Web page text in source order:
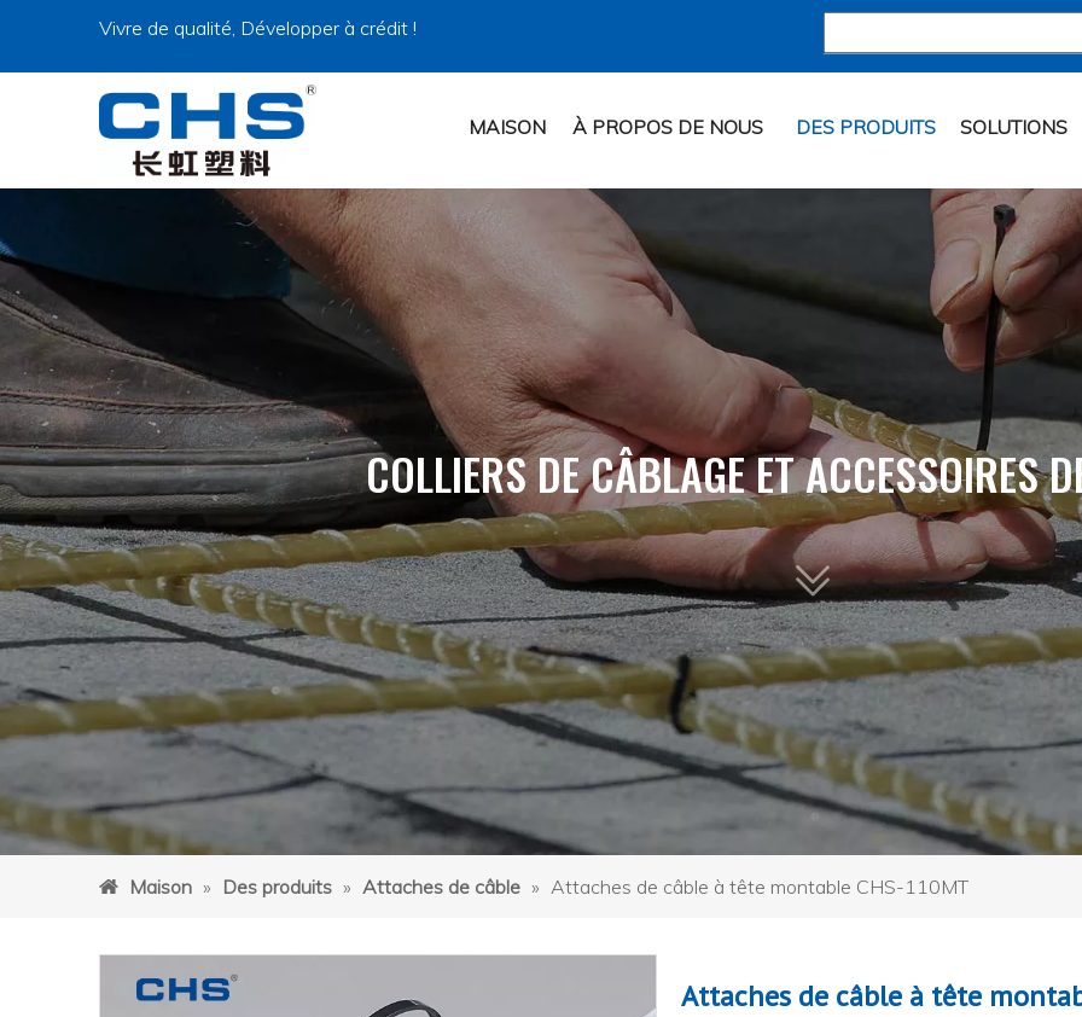
Vivre de qualité, Développer à crédit !
MAISON À PROPOS DE NOUS DES PRODUITS SOLUTIONS
COLLIERS DE CÂBLAGE ET ACCESSOIRES
Maison » Des produits » Attaches de câble » Attaches de câble à tête montable CHS-110MT
Attaches de câble à tête